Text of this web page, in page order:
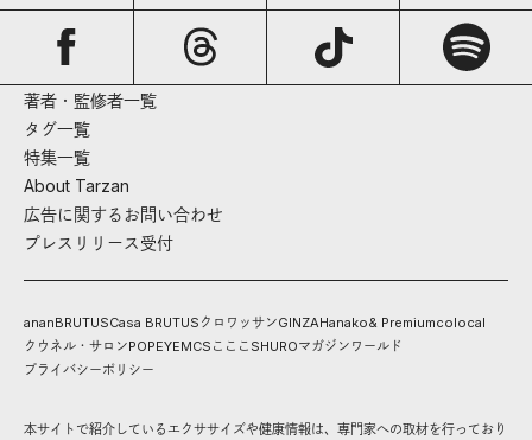
著者・監修者一覧
タグ一覧
特集一覧
About Tarzan
広告に関するお問い合わせ
プレスリリース受付
ananBRUTUSCasa BRUTUS クロワッサンGINZAHanako& Premiumcolocal
クウネル・サロンPOPEYEMCS こここ SHUROマガジンワールド
プライバシーポリシー
本サイトで紹介しているエクササイズや健康情報は、専門家への取材を行っており